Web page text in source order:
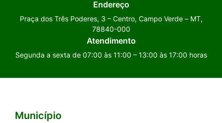
Whatsapp
Facebook
Instagram
Endereço
Praça dos Três Poderes, 3 – Centro, Campo Verde – MT,
78840-000
Atendimento
Segunda a sexta de 07:00 às 11:00 – 13:00 às 17:00 horas
Seção do Rodapé e Contato
Município